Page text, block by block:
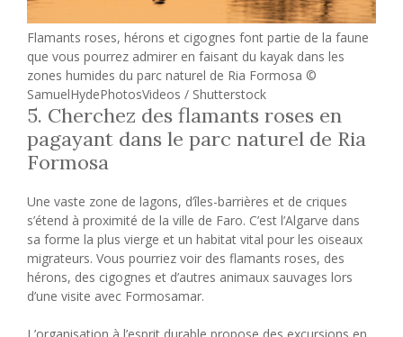
Flamants roses, hérons et cigognes font partie de la faune
que vous pourrez admirer en faisant du kayak dans les
zones humides du parc naturel de Ria Formosa ©
SamuelHydePhotosVideos / Shutterstock
5. Cherchez des flamants roses en
pagayant dans le parc naturel de Ria
Formosa
Une vaste zone de lagons, d’îles-barrières et de criques
s’étend à proximité de la ville de Faro. C’est l’Algarve dans
sa forme la plus vierge et un habitat vital pour les oiseaux
migrateurs. Vous pourriez voir des flamants roses, des
hérons, des cigognes et d’autres animaux sauvages lors
d’une visite avec Formosamar.